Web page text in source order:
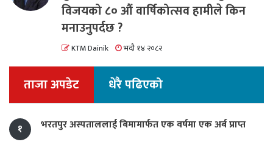
विजयको ८० औं वार्षिकोत्सव हामीले किन
मनाउनुपर्दछ ?
KTM Dainik भदौ १४ २०८२
ताजा अपडेट धेरै पढिएको
१ भरतपुर अस्पताललाई बिमामार्फत एक वर्षमा एक अर्ब प्राप्त